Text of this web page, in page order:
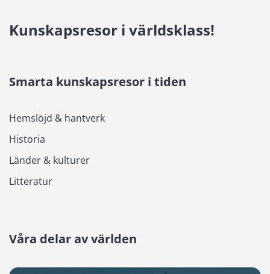
Kunskapsresor i världsklass!
Smarta kunskapsresor i tiden
Hemslöjd & hantverk
Historia
Länder & kulturer
Litteratur
Våra delar av världen